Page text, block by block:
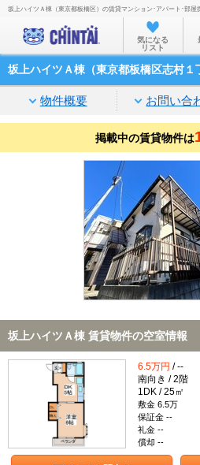
お部屋を探
沿線
家賃相
通勤
不動
TOP
坂上ハイツＡ棟（東京都板橋区）の賃貸マンション･アパート･部屋
気になる
リスト
坂上ハイツＡ棟（東京都板橋区志村１
物件概要 お問い合
掲載中の賃貸物件は
坂上ハイツＡ棟 賃貸物件の空室情報
6.5万円 / --
南向き / 2階
1DK / 25㎡
敷金 6.5万
保証金 --
礼金 --
償却 --